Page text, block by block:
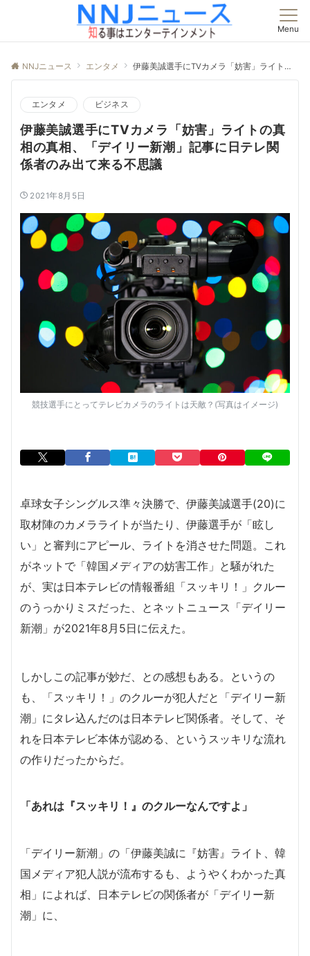
Menu
NNJニュース エンタメ 伊藤美誠選手にTVカメラ「妨害」ライトの真相の真相、「デイリー新潮」記事に日テレ関係者のみ出て来る不思議
エンタメ ビジネス
伊藤美誠選手にTVカメラ「妨害」ライトの真
相の真相、「デイリー新潮」記事に日テレ関
係者のみ出て来る不思議
2021年8月5日
競技選手にとってテレビカメラのライトは天敵？(写真はイメージ)
卓球女子シングルス準々決勝で、伊藤美誠選手(20)に
取材陣のカメラライトが当たり、伊藤選手が「眩し
い」と審判にアピール、ライトを消させた問題。これ
がネットで「韓国メディアの妨害工作」と騒がれた
が、実は日本テレビの情報番組「スッキリ！」クルー
のうっかりミスだった、とネットニュース「デイリー
新潮」が2021年8月5日に伝えた。
しかしこの記事が妙だ、との感想もある。というの
も、「スッキリ！」のクルーが犯人だと「デイリー新
潮」にタレ込んだのは日本テレビ関係者。そして、そ
れを日本テレビ本体が認める、というスッキリな流れ
の作りだったからだ。
「あれは『スッキリ！』のクルーなんですよ」
「デイリー新潮」の「伊藤美誠に『妨害』ライト、韓
国メディア犯人説が流布するも、ようやくわかった真
相」によれば、日本テレビの関係者が「デイリー新
潮」に、